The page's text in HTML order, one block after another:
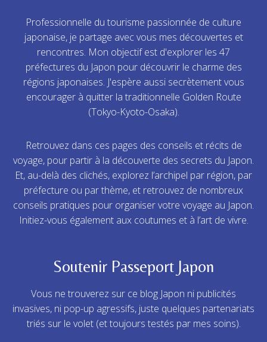
Professionnelle du tourisme passionnée de culture
japonaise, je partage avec vous mes découvertes et
rencontres. Mon objectif est d'explorer les 47
préfectures du Japon pour découvrir le charme des
régions japonaises. J'espère aussi secrètement vous
encourager à quitter la traditionnelle Golden Route
(Tokyo-Kyoto-Osaka).
Retrouvez dans ces pages des conseils et récits de
voyage, pour partir à la découverte des secrets du Japon.
Et, au-delà des clichés, explorez l’archipel par région, par
préfecture ou par thème, et retrouvez de nombreux
conseils pratiques pour organiser votre voyage au Japon.
Initiez-vous également aux coutumes et à l’art de vivre.
Soutenir Passeport Japon
Vous ne trouverez sur ce blog Japon ni publicités
invasives, ni pop-up agressifs, juste quelques partenariats
triés sur le volet (et toujours testés par mes soins).